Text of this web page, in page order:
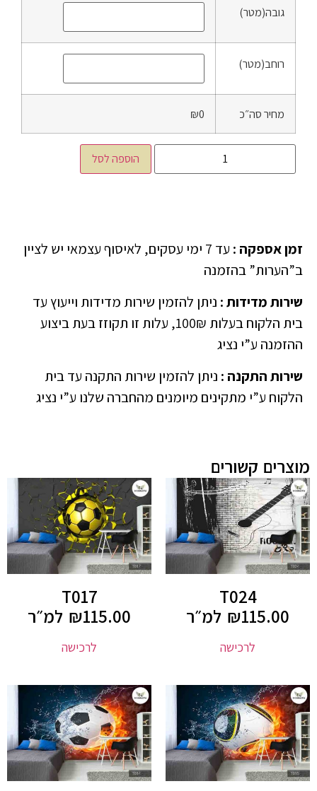
גובה(מטר)
רוחב(מטר)
מחיר סה״כ ₪0
הוספה לסל
זמן אספקה :
עד 7 ימי עסקים, לאיסוף עצמאי יש לציין
ב”הערות” בהזמנה
שירות מדידות: ניתן להזמין שירות מדידות וייעוץ עד
בית הלקוח בעלות 100₪, עלות זו תקוזז בעת ביצוע
ההזמנה ע”י נציג
שירות התקנה : ניתן להזמין שירות התקנה עד בית
הלקוח ע”י מתקינים מיומנים מהחברה שלנו ע”י נציג
מוצרים קשורים
T024
₪115.00 למ״ר
לרכישה
T017
₪115.00 למ״ר
לרכישה